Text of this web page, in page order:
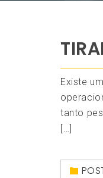
Existe
tanto
[…]